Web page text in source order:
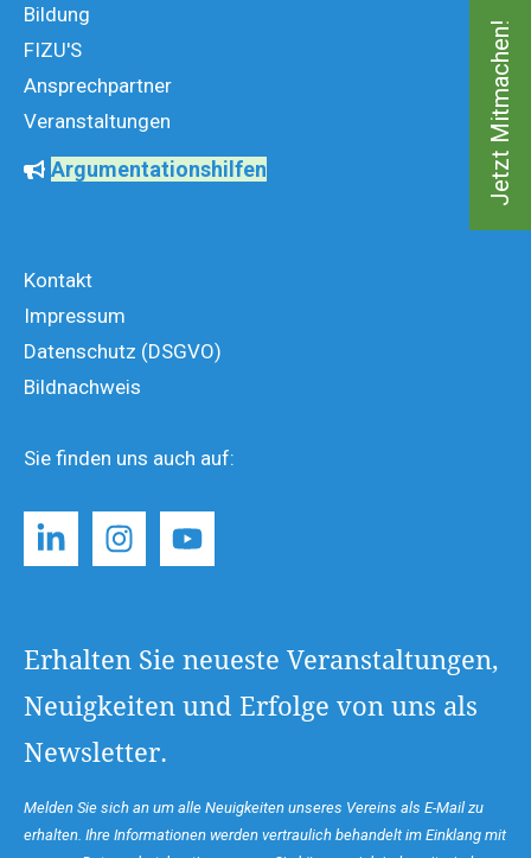
Jetzt Mitmachen!
Bildung
FIZU'S
Ansprechpartner
Veranstaltungen
Argumentationshilfen
Kontakt
Impressum
Datenschutz (DSGVO)
Bildnachweis
Sie finden uns auch auf:
Erhalten Sie neueste Veranstaltungen,
Neuigkeiten und Erfolge von uns als
Newsletter.
Melden Sie sich an um alle Neuigkeiten unseres Vereins als E-Mail zu
erhalten. Ihre Informationen werden vertraulich behandelt im Einklang mit